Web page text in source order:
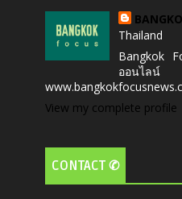
Thailand
Bangkok
ออนไลน์
View my complete profile
CONTACT ✆